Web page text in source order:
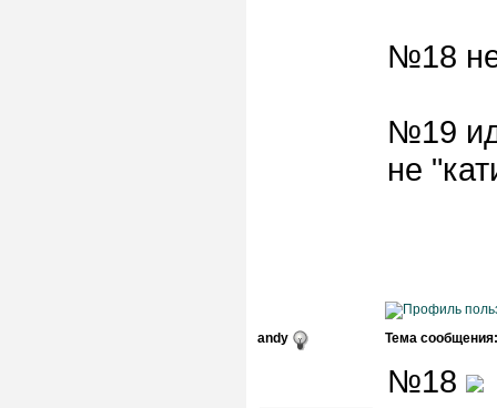
№18
№19
не
andy Тема сообщения:
№18